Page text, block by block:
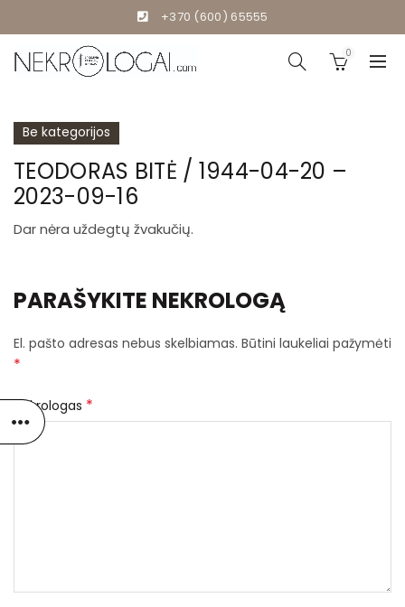
+370 (600) 65555
0
Be kategorijos
TEODORAS BITĖ / 1944-04-20 –
2023-09-16
Dar nėra uždegtų žvakučių.
PARAŠYKITE NEKROLOGĄ
El. pašto adresas nebus skelbiamas. Būtini laukeliai pažymėti
*
Nekrologas *